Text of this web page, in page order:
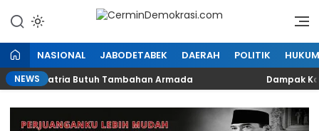
konten
NASIONAL JABODETABEK DAERAH POLITIK HUKUM
NEWSSatria Butuh Tambahan Armada Dampak Kali